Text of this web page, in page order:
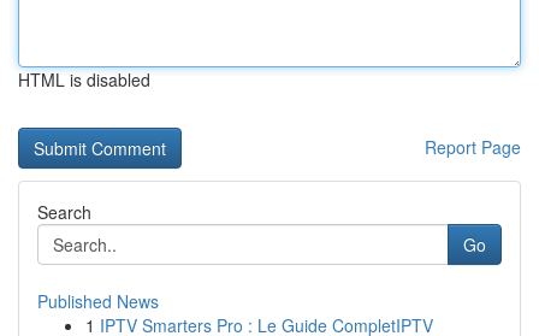
HTML is disabled
Report Page
Search
Go
Published News
1 IPTV Smarters Pro : Le Guide CompletIPTV